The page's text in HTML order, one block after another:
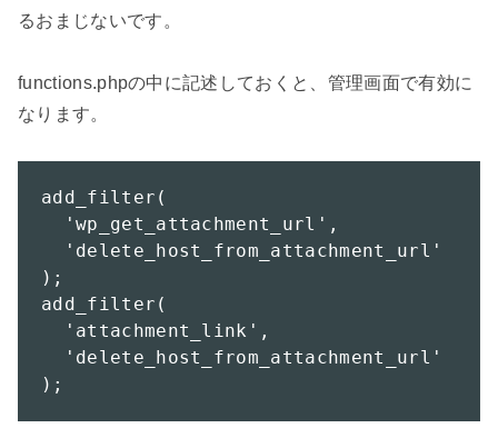
るおまじないです。
functions.phpの中に記述しておくと、管理画面で有効に
なります。
add_filter(
  'wp_get_attachment_url',
  'delete_host_from_attachment_url'
);
add_filter(
  'attachment_link',
  'delete_host_from_attachment_url'
);